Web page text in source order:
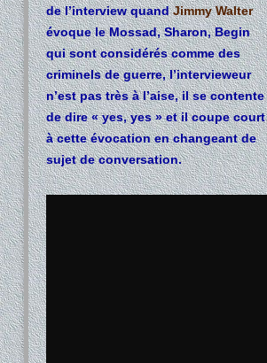
de l’interview quandJimmy Walter
évoque le Mossad, Sharon, Begin
qui sont considérés comme des
criminels de guerre, l’intervieweur
n’est pas très à l’aise, il se contente
de dire « yes, yes » et il coupe court
à cette évocation en changeant de
sujet de conversation.